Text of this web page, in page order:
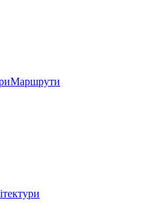
Маршрути